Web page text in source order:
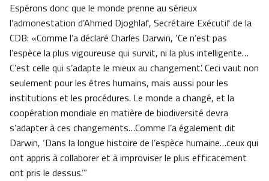
Espérons donc que le monde prenne au sérieux
l’admonestation d’Ahmed Djoghlaf, Secrétaire Exécutif de la
CDB: «Comme l’a déclaré Charles Darwin, ‘Ce n’est pas
l’espèce la plus vigoureuse qui survit, ni la plus intelligente…
C’est celle qui s’adapte le mieux au changement’. Ceci vaut non
seulement pour les êtres humains, mais aussi pour les
institutions et les procédures. Le monde a changé, et la
coopération mondiale en matière de biodiversité devra
s’adapter à ces changements…Comme l’a également dit
Darwin, ‘Dans la longue histoire de l’espèce humaine…ceux qui
ont appris à collaborer et à improviser le plus efficacement
ont pris le dessus.’”